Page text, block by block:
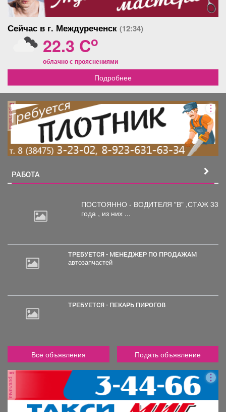
Сейчас в г. Междуреченск (12:34)
22.3 Co
облачно с прояснениями
Подробнее
реклама
РАБОТА
ПОСТОЯННО - ВОДИТЕЛЯ "В" ,СТАЖ 33
года , из них ...
ТРЕБУЕТСЯ - МЕНЕДЖЕР ПО ПРОДАЖАМ
автозапчастей
ТРЕБУЕТСЯ - ПЕКАРЬ ПИРОГОВ
Все объявления Подать объявление
реклама